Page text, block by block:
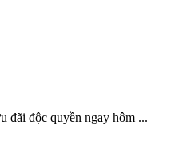
đãi độc quyền ngay hôm ...